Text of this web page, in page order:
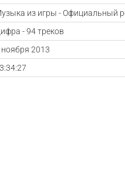
из игры - Официальный
- 94 треков
ноября 2013